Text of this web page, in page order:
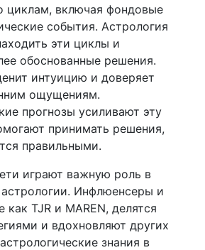
циклам, включая фондовые
события. Астрология
эти циклы и
обоснованные решения.
интуицию и доверяет
ощущениям.
прогнозы усиливают эту
принимать решения,
правильными.
играют важную роль в
астрологии. Инфлюенсеры и
как TJR и MAREN, делятся
и вдохновляют других
знания в